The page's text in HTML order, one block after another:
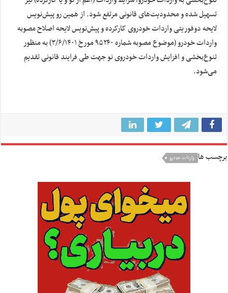
تسهیل شده و محدودیت‌های قانونی مرتفع شود. از همین رو پیش‌نویس
لایحه دوفوریتی واردات خودروی کارکرده و پیش‌نویس لایحه اصلاح مصوبه
واردات خودرو (موضوع مصوبه شماره ۹۵۲۴۰ مورخ ۳/۶/۱۴۰۱) به منظور
تنوع‌بخشی و افزایش واردات خودروی نو جهت طی فرایند قانونی تقدیم
می‌شود.
برچسب ها واردات خودرو